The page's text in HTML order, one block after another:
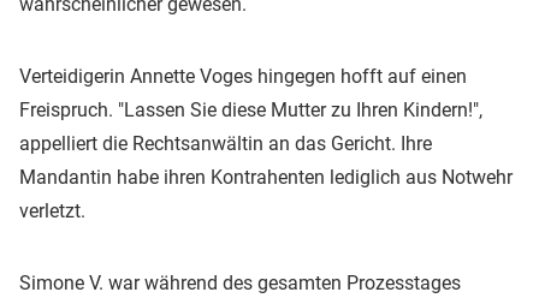
Verteidigerin Annette Voges hingegen hofft auf einen
Freispruch. "Lassen Sie diese Mutter zu Ihren Kindern!",
appelliert die Rechtsanwältin an das Gericht. Ihre
Mandantin habe ihren Kontrahenten lediglich aus Notwehr
verletzt.
Simone V. war während des gesamten Prozesstages